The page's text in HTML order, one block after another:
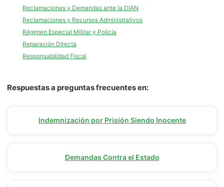
Reclamaciones y Demandas ante la DIAN
Reclamaciones y Recursos Administrativos
Régimen Especial Militar y Policía
Reparación Directa
Responsabilidad Fiscal
Respuestas a preguntas frecuentes en:
Indemnización por Prisión Siendo Inocente
Demandas Contra el Estado